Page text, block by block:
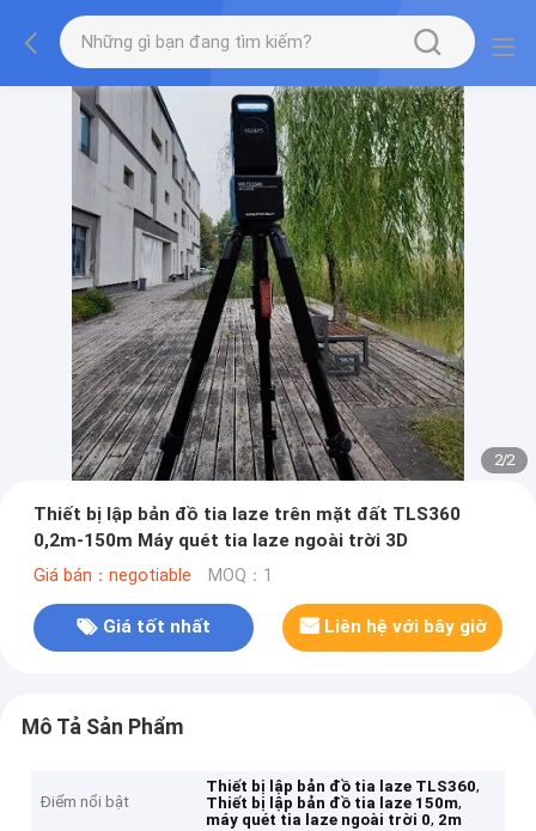
2/2
Thiết bị lập bản đồ tia laze trên mặt đất TLS360
0,2m-150m Máy quét tia laze ngoài trời 3D
Giá bán：negotiable MOQ：1
Giá tốt nhất Liên hệ với bây giờ
Mô Tả Sản Phẩm
Điểm nổi bật
Thiết bị lập bản đồ tia laze TLS360,
Thiết bị lập bản đồ tia laze 150m,
máy quét tia laze ngoài trời 0, 2m